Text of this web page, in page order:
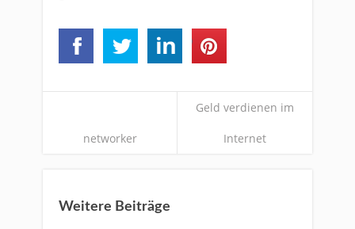
networker
Geld verdienen im
Internet
Weitere Beiträge